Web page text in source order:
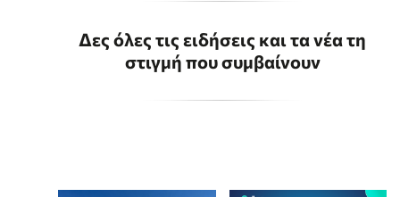
Δες όλες τις ειδήσεις και τα νέα τη
στιγμή που συμβαίνουν